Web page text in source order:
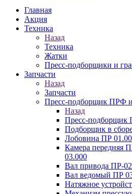
Главная
Акция
Техника
Назад
Техника
Жатки
Пресс-подборщики и
Запчасти
Назад
Запчасти
Пресс-подборщик ПРФ
Назад
Пресс-
Подборщик в
Лобовина ПР
Камера передняя
03.000
Вал привода ПР-
Вал ведомый ПР
Натяжное